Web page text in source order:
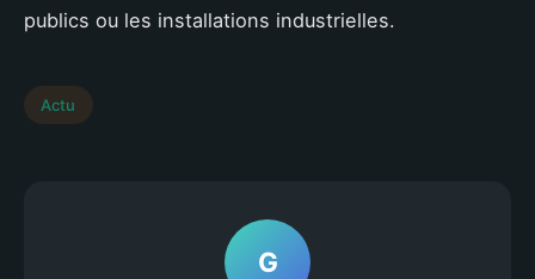
publics ou les installations industrielles.
Actu
G